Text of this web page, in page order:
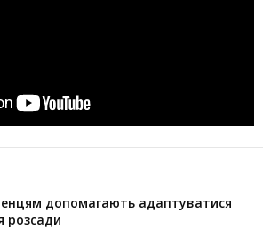
допомагають адаптуватися
розсади